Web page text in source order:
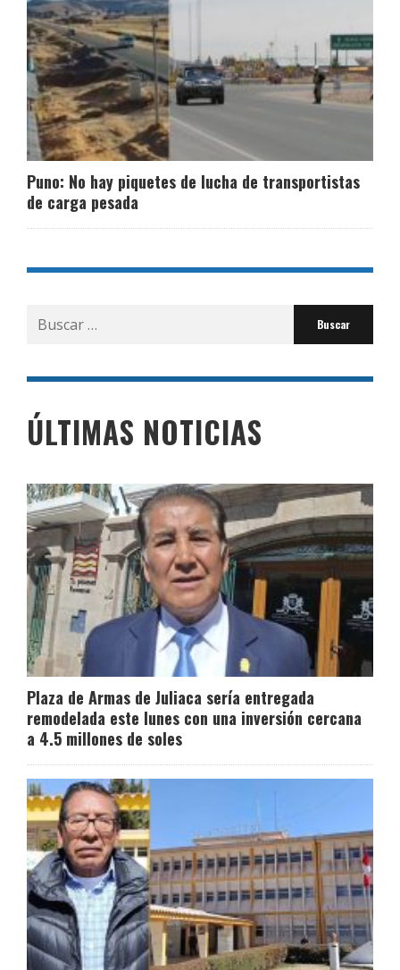
Puno: No hay piquetes de lucha de transportistas
de carga pesada
Buscar
por:
ÚLTIMAS NOTICIAS
Plaza de Armas de Juliaca sería entregada
remodelada este lunes con una inversión cercana
a 4.5 millones de soles